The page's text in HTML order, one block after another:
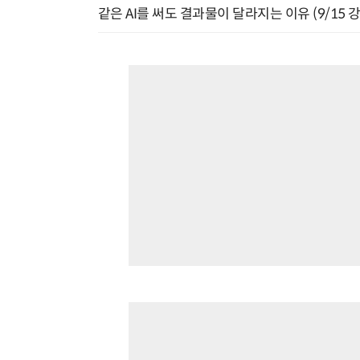
같은 AI를 써도 결과물이 달라지는 이유 (9/15